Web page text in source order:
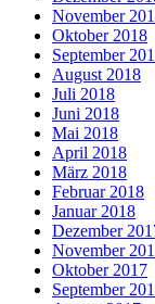
November
Oktober 2018
September
August 2018
Juli 2018
Juni 2018
Mai 2018
April 2018
März 2018
Februar 2018
Januar 2018
Dezember
November
Oktober 2017
September